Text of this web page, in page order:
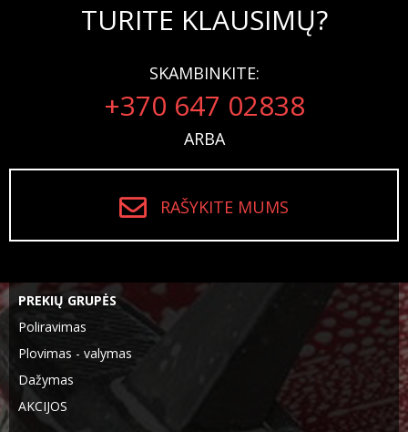
TURITE KLAUSIMŲ?
SKAMBINKITE:
+370 647 02838
ARBA
RAŠYKITE MUMS
PREKIŲ GRUPĖS
Poliravimas
Plovimas - valymas
Dažymas
AKCIJOS